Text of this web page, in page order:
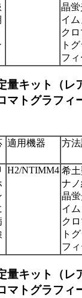
晶蛍
イム
クロ
ト
フィ
量キット（レ
マトグラフィ
適用機器 方
H2/NTIMM4 希
ナ
晶
イム
ク
ト
フ
量キット（レ
マトグラフィ